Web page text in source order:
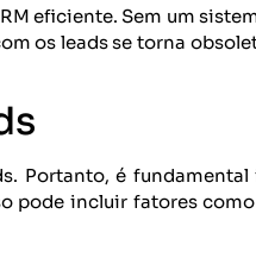
eficiente. Sem um
os leads se torna
Portanto, é
pode incluir fatores